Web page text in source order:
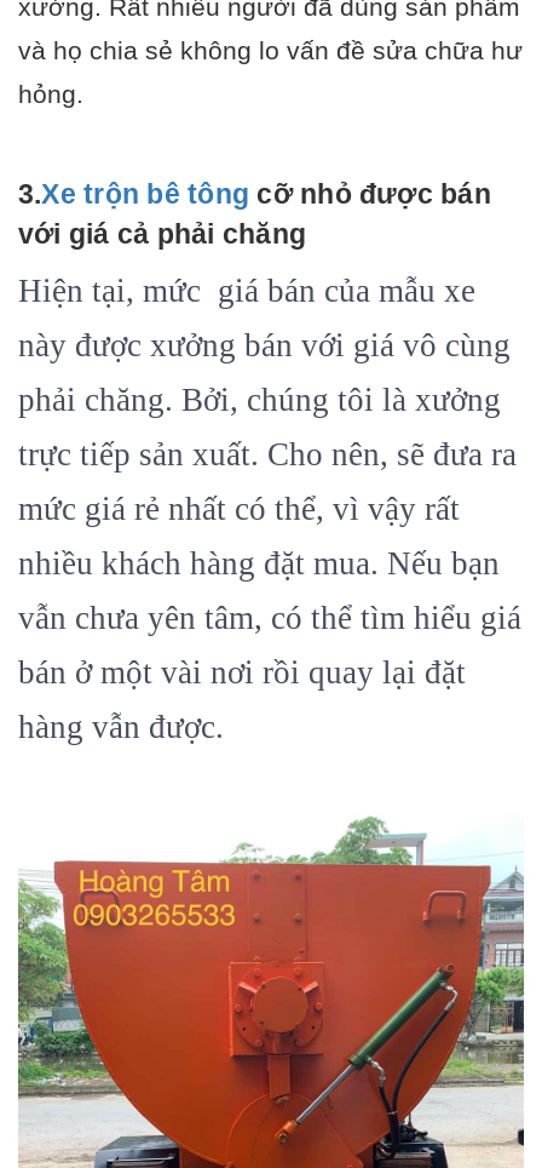
xưởng. Rất nhiều người đã dùng sản phẩm
và họ chia sẻ không lo vấn đề sửa chữa hư
hỏng.
3.Xe trộn bê tông cỡ nhỏ được bán
với giá cả phải chăng
Hiện tại, mức giá bán của mẫu xe
này được xưởng bán với giá vô cùng
phải chăng. Bởi, chúng tôi là xưởng
trực tiếp sản xuất. Cho nên, sẽ đưa ra
mức giá rẻ nhất có thể, vì vậy rất
nhiều khách hàng đặt mua. Nếu bạn
vẫn chưa yên tâm, có thể tìm hiểu giá
bán ở một vài nơi rồi quay lại đặt
hàng vẫn được.